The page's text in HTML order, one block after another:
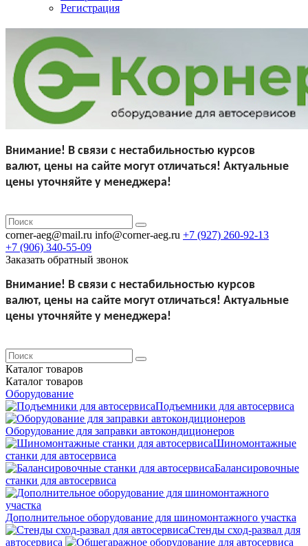
Регистрация
Внимание! В связи с нестабильностью курсов
валют, цены на сайте могут отличаться! Актуальные
цены уточняйте у менеджера!
corner-aeg@mail.ru info@corner-aeg.ru +7 (927) 260-92-13
+7 (906) 340-55-09
Заказать обратный звонок
Внимание! В связи с нестабильностью курсов
валют, цены на сайте могут отличаться! Актуальные
цены уточняйте у менеджера!
Каталог товаров
Каталог товаров
Оборудование
Подъемники для автосервиса
Оборудование для заправки автокондиционеров
Шиномонтажные
станки для автосервиса
Балансировочные
станки для автосервиса
Дополнительное оборудование для шиномонтажного участка
Стенды сход-развал для
автосервиса